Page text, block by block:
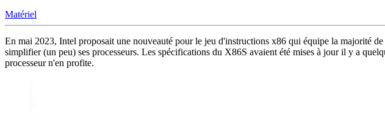
Matériel
En mai 2023, Intel proposait une nouveauté pour le jeu d'instructions x86 qui équipe la majorité
simplifier (un peu) ses processeurs. Les spécifications du X86S avaient été mises à jour il y a
processeur n'en profite.